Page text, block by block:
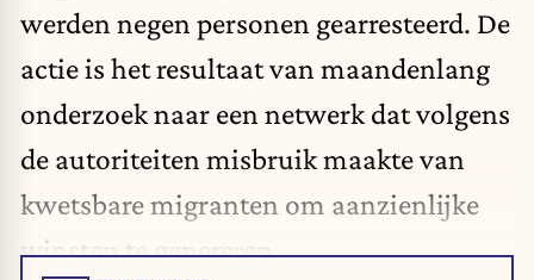
werden negen personen gearresteerd. De
actie is het resultaat van maandenlang
onderzoek naar een netwerk dat volgens
de autoriteiten misbruik maakte van
kwetsbare migranten om aanzienlijke
winsten te genereren.